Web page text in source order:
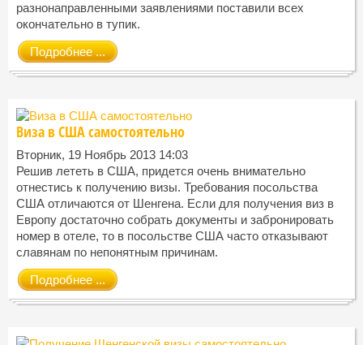
разнонаправленными заявлениями поставили всех
окончательно в тупик.
Подробнее ...
Виза в США самостоятельно
Вторник, 19 Ноябрь 2013 14:03
Решив лететь в США, придется очень внимательно
отнестись к получению визы. Требования посольства
США отличаются от Шенгена. Если для получения виз в
Европу достаточно собрать документы и забронировать
номер в отеле, то в посольстве США часто отказывают
славянам по непонятным причинам.
Подробнее ...